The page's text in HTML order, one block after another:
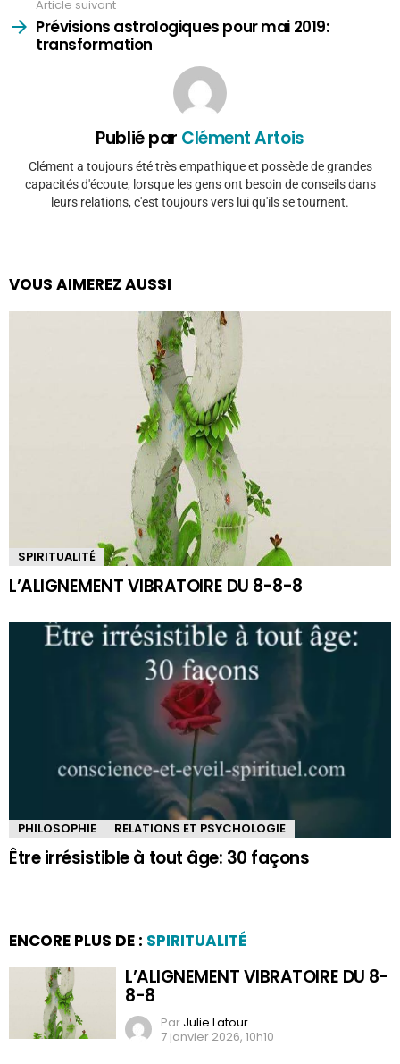
Article suivant
Prévisions astrologiques pour mai 2019:
transformation
Publié par Clément Artois
Clément a toujours été très empathique et possède de grandes
capacités d'écoute, lorsque les gens ont besoin de conseils dans
leurs relations, c'est toujours vers lui qu'ils se tournent.
VOUS AIMEREZ AUSSI
SPIRITUALITÉ
L’ALIGNEMENT VIBRATOIRE DU 8-8-8
PHILOSOPHIE RELATIONS ET PSYCHOLOGIE
Être irrésistible à tout âge: 30 façons
ENCORE PLUS DE : SPIRITUALITÉ
L’ALIGNEMENT VIBRATOIRE DU 8-
8-8
Par Julie Latour
7 janvier 2026, 10h10